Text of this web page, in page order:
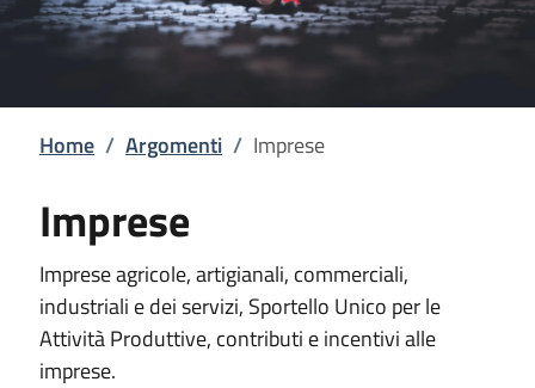
Home / Argomenti / Imprese
Imprese
Imprese agricole, artigianali, commerciali,
industriali e dei servizi, Sportello Unico per le
Attività Produttive, contributi e incentivi alle
imprese.